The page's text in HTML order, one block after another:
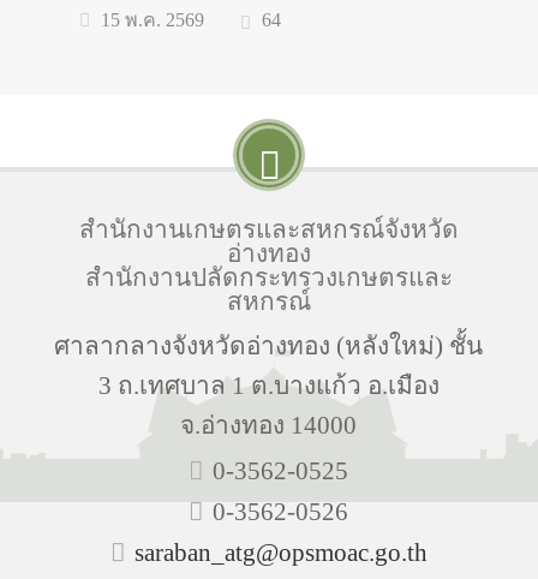
15 พ.ค. 2569 64
สำนักงานเกษตรและสหกรณ์จังหวัด
อ่างทอง
สำนักงานปลัดกระทรวงเกษตรและ
สหกรณ์
ศาลากลางจังหวัดอ่างทอง (หลังใหม่) ชั้น
3 ถ.เทศบาล 1 ต.บางแก้ว อ.เมือง
จ.อ่างทอง 14000
0-3562-0525
0-3562-0526
saraban_atg@opsmoac.go.th